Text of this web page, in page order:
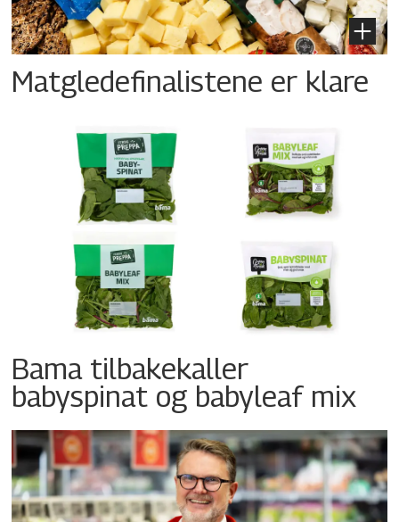
Matgledefinalistene er klare
Bama tilbakekaller
babyspinat og babyleaf mix